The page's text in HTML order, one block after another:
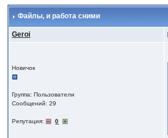
Файлы, и работа сними
Geroi
Новичок
Группа: Пользователи
Сообщений: 29
Репутация: 0